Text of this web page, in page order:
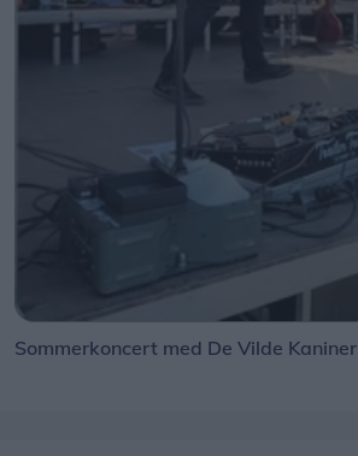
Sommerkoncert med De Vilde Kaniner